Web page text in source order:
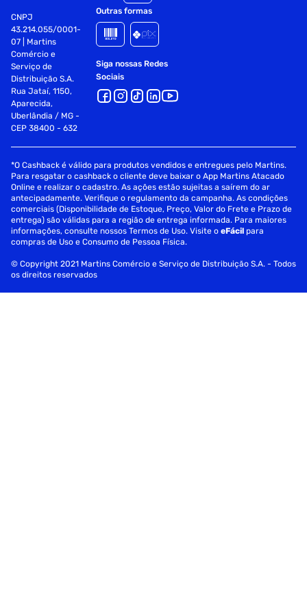
CNPJ
43.214.055/0001-
07 | Martins
Comércio e
Serviço de
Distribuição S.A.
Rua Jataí, 1150,
Aparecida,
Uberlândia / MG -
CEP 38400 - 632
Outras formas
Siga nossas Redes
Sociais
*O Cashback é válido para produtos vendidos e entregues pelo Martins.
Para resgatar o cashback o cliente deve baixar o App Martins Atacado
Online e realizar o cadastro. As ações estão sujeitas a saírem do ar
antecipadamente. Verifique o regulamento da campanha. As condições
comerciais (Disponibilidade de Estoque, Preço, Valor do Frete e Prazo de
entrega) são válidas para a região de entrega informada. Para maiores
informações, consulte nossos Termos de Uso. Visite oeFácil para
compras de Uso e Consumo de Pessoa Física.
© Copyright 2021 Martins Comércio e Serviço de Distribuição S.A. - Todos
os direitos reservados